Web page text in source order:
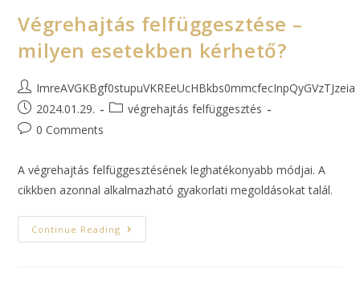
Végrehajtás felfüggesztése –
milyen esetekben kérhető?
ImreAVGKBgf0stupuVKREeUcHBkbs0mmcfecInpQyGVzTJzeia
2024.01.29.
végrehajtás felfüggesztés
0 Comments
A végrehajtás felfüggesztésének leghatékonyabb módjai. A
cikkben azonnal alkalmazható gyakorlati megoldásokat talál.
Continue Reading